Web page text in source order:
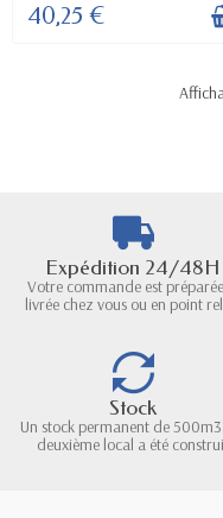
40,25 €
Expédition 24/48H
Votre commande est
livrée chez vous ou en point
Stock
Un stock permanent de
deuxième local a été